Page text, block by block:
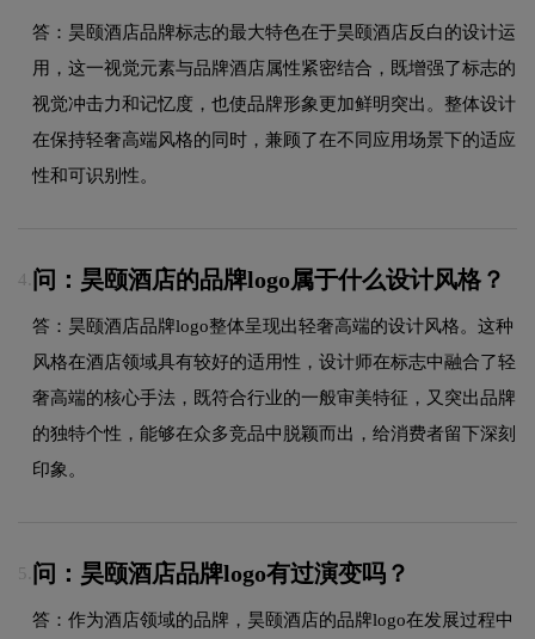
答：昊颐酒店品牌标志的最大特色在于昊颐酒店反白的设计运
用，这一视觉元素与品牌酒店属性紧密结合，既增强了标志的
视觉冲击力和记忆度，也使品牌形象更加鲜明突出。整体设计
在保持轻奢高端风格的同时，兼顾了在不同应用场景下的适应
性和可识别性。
4. 问：昊颐酒店的品牌logo属于什么设计风格？
答：昊颐酒店品牌logo整体呈现出轻奢高端的设计风格。这种
风格在酒店领域具有较好的适用性，设计师在标志中融合了轻
奢高端的核心手法，既符合行业的一般审美特征，又突出品牌
的独特个性，能够在众多竞品中脱颖而出，给消费者留下深刻
印象。
5. 问：昊颐酒店品牌logo有过演变吗？
答：作为酒店领域的品牌，昊颐酒店的品牌logo在发展过程中